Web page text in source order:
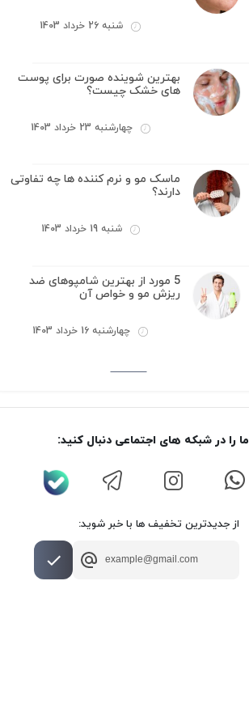
شنبه 26 خرداد 1403
بهترین شوینده صورت برای پوست
های خشک چیست؟
چهارشنبه 23 خرداد 1403
ماسک مو و نرم کننده ها چه تفاوتی
دارند؟
شنبه 19 خرداد 1403
5 مورد از بهترین شامپوهای ضد
ریزش مو و خواص آن
چهارشنبه 16 خرداد 1403
ما را در شبکه های اجتماعی دنبال کنید:
از جدیدترین تخفیف ها با خبر شوید: